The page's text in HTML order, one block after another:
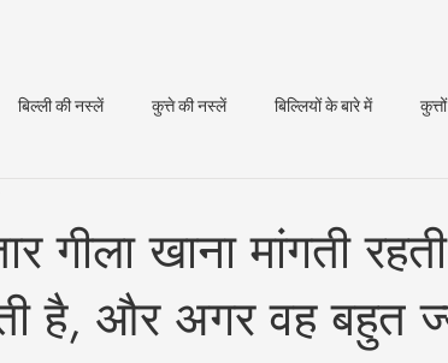
बिल्ली की नस्लें कुत्ते की नस्लें बिल्लियों के बारे में
गीला खाना मांगती
है, और अगर वह बहुत